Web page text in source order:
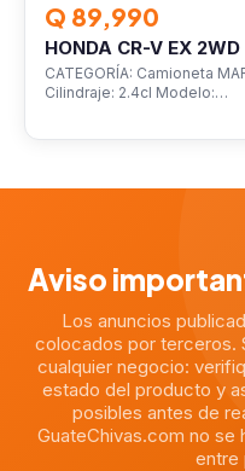
Q 89,990
HONDA CR-V EX
CATEGORÍA: Camioneta
Cilindraje: 2.4cl Modelo:…
Aviso
Los anuncios
colocados por terceros.
cualquier negocio:
estado del producto y
posibles antes de
GuateChivas.com no se
entre